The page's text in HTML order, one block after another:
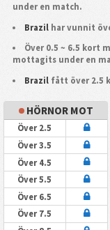
under en match.
Brazil har vunnit
Över 0.5 ~ 6.5 kort
mottagits under en
Brazil fått över 2.5
HÖRNOR MOT
Över 2.5
Över 3.5
Över 4.5
Över 5.5
Över 6.5
Över 7.5